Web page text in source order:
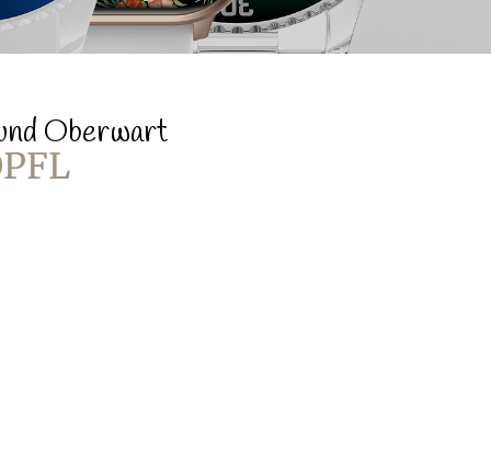
Oberwart